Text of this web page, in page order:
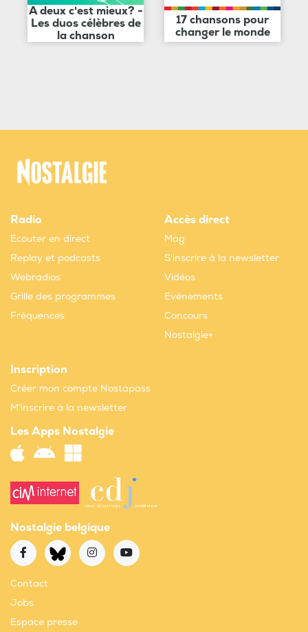
A deux c'est mieux? -
Les duos célèbres de
la chanson
17 chansons pour
changer le monde
Radio
Ecouter en direct
Replay et podcasts
Webradios
Grille des programmes
Fréquences
Accès direct
Mag
S'inscrire à la newsletter
Vidéos
Evènements
Concours
Nostalgie+
Inscription
Créer mon compte Nostapass
M'inscrire à la newsletter
Les Apps Nostalgie
Nostalgie belgique
Contact
Jobs
Espace presse